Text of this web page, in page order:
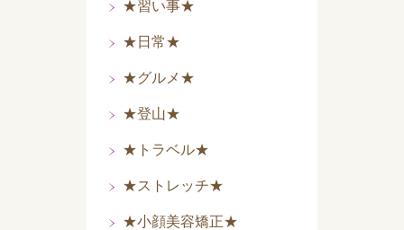
★習い事★
★日常★
★グルメ★
★登山★
★トラベル★
★ストレッチ★
★小顔美容矯正★